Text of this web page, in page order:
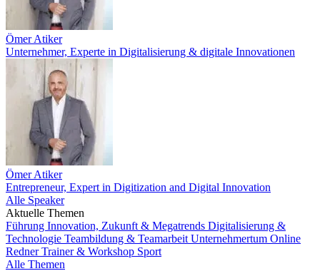
Ömer Atiker
Unternehmer, Experte in Digitalisierung & digitale Innovationen
Ömer Atiker
Entrepreneur, Expert in Digitization and Digital Innovation
Alle Speaker
Aktuelle Themen
Führung Innovation, Zukunft & Megatrends Digitalisierung &
Technologie Teambildung & Teamarbeit Unternehmertum Online
RednerTrainer & Workshop Sport
Alle Themen